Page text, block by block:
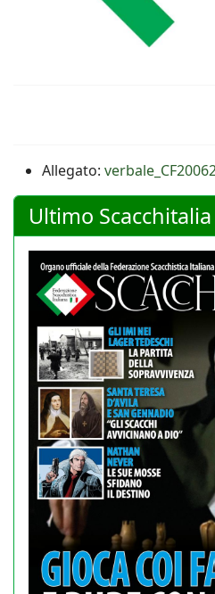
Allegato:
Ultimo Scacchitalia